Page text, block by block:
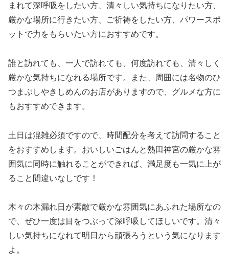
まれて深呼吸をしたい方、清々しい気持ちになりたい方、
厳かな場所に行きたい方、ご祈祷をしたい方、パワースポ
ットで力をもらいたい方におすすめです。
誰と訪れても、一人で訪れても、何度訪れても、清々しく
厳かな気持ちになれる場所です。また、周囲には名物のひ
つまぶしやきしめんのお店がありますので、グルメな方に
もおすすめできます。
土日は混雑必須ですので、時間配分を考えて訪問すること
をおすすめします。おいしいごはんと熱田神宮の厳かな雰
囲気に同時に触れることができれば、満足度も一気に上が
ること間違いなしです！
木々の木漏れ日が素敵で厳かな雰囲気にあふれた場所なの
で、ぜひ一度は目をつぶって深呼吸してほしいです。清々
しい気持ちになれて明日から頑張ろうという気になります
よ。